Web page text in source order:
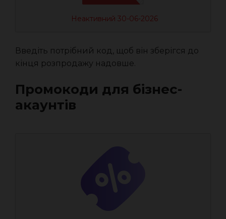
Неактивний 30-06-2026
Введіть потрібний код, щоб він зберігся до
кінця розпродажу надовше.
Промокоди для бізнес-
акаунтів